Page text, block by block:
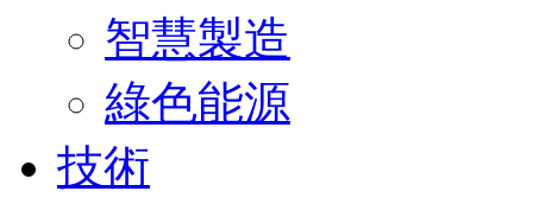
智慧製造
綠色能源
技術